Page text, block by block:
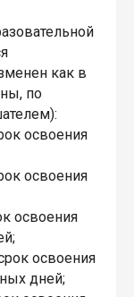
как в
по
освоения
освоения
освоения
освоения
дней;